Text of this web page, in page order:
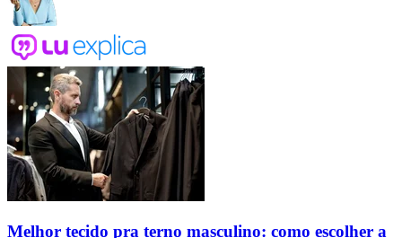
Melhor tecido pra terno masculino: como escolher a